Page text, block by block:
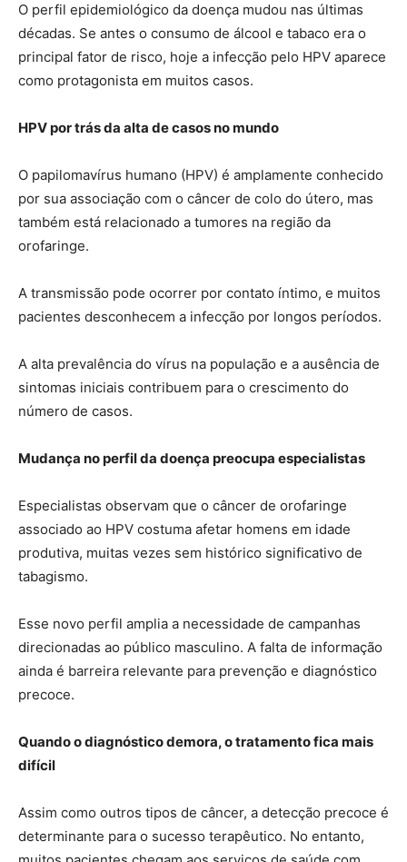
O perfil epidemiológico da doença mudou nas últimas
décadas. Se antes o consumo de álcool e tabaco era o
principal fator de risco, hoje a infecção pelo HPV aparece
como protagonista em muitos casos.
HPV por trás da alta de casos no mundo
O papilomavírus humano (HPV) é amplamente conhecido
por sua associação com o câncer de colo do útero, mas
também está relacionado a tumores na região da
orofaringe.
A transmissão pode ocorrer por contato íntimo, e muitos
pacientes desconhecem a infecção por longos períodos.
A alta prevalência do vírus na população e a ausência de
sintomas iniciais contribuem para o crescimento do
número de casos.
Mudança no perfil da doença preocupa especialistas
Especialistas observam que o câncer de orofaringe
associado ao HPV costuma afetar homens em idade
produtiva, muitas vezes sem histórico significativo de
tabagismo.
Esse novo perfil amplia a necessidade de campanhas
direcionadas ao público masculino. A falta de informação
ainda é barreira relevante para prevenção e diagnóstico
precoce.
Quando o diagnóstico demora, o tratamento fica mais
difícil
Assim como outros tipos de câncer, a detecção precoce é
determinante para o sucesso terapêutico. No entanto,